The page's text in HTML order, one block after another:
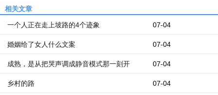
相关文章
07-04
一个人正在走上坡路的4个迹象
07-04
婚姻给了女人什么文案
07-04
成熟，是从把哭声调成静音模式那一刻开
07-04
乡村的路